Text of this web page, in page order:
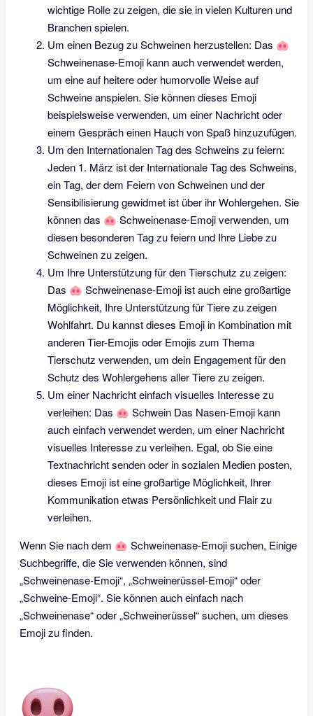
wichtige Rolle zu zeigen, die sie in vielen Kulturen und
Branchen spielen.
Um einen Bezug zu Schweinen herzustellen: Das 🐽
Schweinenase-Emoji kann auch verwendet werden,
um eine auf heitere oder humorvolle Weise auf
Schweine anspielen. Sie können dieses Emoji
beispielsweise verwenden, um einer Nachricht oder
einem Gespräch einen Hauch von Spaß hinzuzufügen.
Um den Internationalen Tag des Schweins zu feiern:
Jeden 1. März ist der Internationale Tag des Schweins,
ein Tag, der dem Feiern von Schweinen und der
Sensibilisierung gewidmet ist über ihr Wohlergehen. Sie
können das 🐽 Schweinenase-Emoji verwenden, um
diesen besonderen Tag zu feiern und Ihre Liebe zu
Schweinen zu zeigen.
Um Ihre Unterstützung für den Tierschutz zu zeigen:
Das 🐽 Schweinenase-Emoji ist auch eine großartige
Möglichkeit, Ihre Unterstützung für Tiere zu zeigen
Wohlfahrt. Du kannst dieses Emoji in Kombination mit
anderen Tier-Emojis oder Emojis zum Thema
Tierschutz verwenden, um dein Engagement für den
Schutz des Wohlergehens aller Tiere zu zeigen.
Um einer Nachricht einfach visuelles Interesse zu
verleihen: Das 🐽 Schwein Das Nasen-Emoji kann
auch einfach verwendet werden, um einer Nachricht
visuelles Interesse zu verleihen. Egal, ob Sie eine
Textnachricht senden oder in sozialen Medien posten,
dieses Emoji ist eine großartige Möglichkeit, Ihrer
Kommunikation etwas Persönlichkeit und Flair zu
verleihen.
Wenn Sie nach dem 🐽 Schweinenase-Emoji suchen, Einige
Suchbegriffe, die Sie verwenden können, sind
„Schweinenase-Emoji“, „Schweinerüssel-Emoji“ oder
„Schweine-Emoji“. Sie können auch einfach nach
„Schweinenase“ oder „Schweinerüssel“ suchen, um dieses
Emoji zu finden.